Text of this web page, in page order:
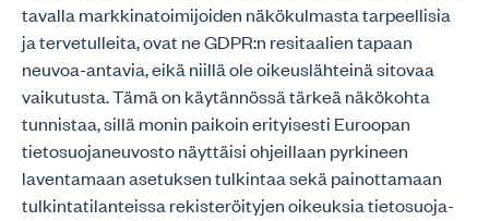
tavalla markkinatoimijoiden näkökulmasta tarpeellisia
ja tervetulleita, ovat ne GDPR:n resitaalien tapaan
neuvoa-antavia, eikä niillä ole oikeuslähteinä sitovaa
vaikutusta. Tämä on käytännössä tärkeä näkökohta
tunnistaa, sillä monin paikoin erityisesti Euroopan
tietosuojaneuvosto näyttäisi ohjeillaan pyrkineen
laventamaan asetuksen tulkintaa sekä painottamaan
tulkintatilanteissa rekisteröityjen oikeuksia tietosuoja-